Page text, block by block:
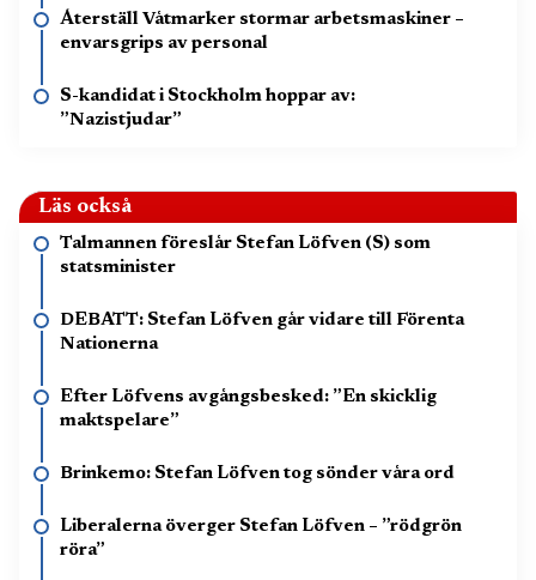
Återställ Våtmarker stormar arbetsmaskiner –
envarsgrips av personal
S-kandidat i Stockholm hoppar av:
”Nazistjudar”
Läs också
Talmannen föreslår Stefan Löfven (S) som
statsminister
DEBATT: Stefan Löfven går vidare till Förenta
Nationerna
Efter Löfvens avgångsbesked: ”En skicklig
maktspelare”
Brinkemo: Stefan Löfven tog sönder våra ord
Liberalerna överger Stefan Löfven – ”rödgrön
röra”